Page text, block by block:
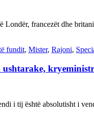
Londër, francezët dhe
fundit, Mister, Rajoni,
i tij është absolutisht i